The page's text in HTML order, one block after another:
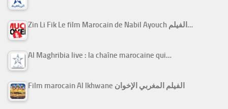
Zin Li Fik Le film Marocain de Nabil Ayouch الفيلم…
Al Maghribia live : la chaîne marocaine qui…
Film marocain Al Ikhwane الفيلم المغربي الإخوان